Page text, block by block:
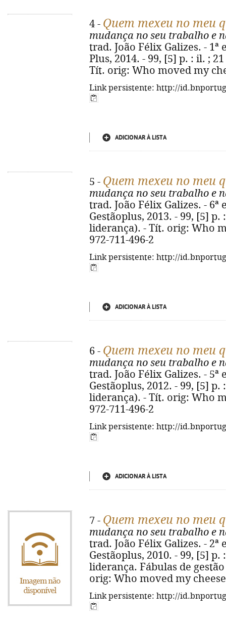
4 - Quem mexeu no meu
mudança no seu trabalho e
trad. João Félix Galizes. - 1ª
Plus, 2014. - 99, [5] p. : il. ;
Tít. orig: Who moved my
Link persistente: http://
ADICIONAR À LISTA
5 - Quem mexeu no meu
mudança no seu trabalho e
trad. João Félix Galizes. -
Gestãoplus, 2013. - 99, [5]
liderança). - Tít. orig: Who
972-711-496-2
Link persistente: http://
ADICIONAR À LISTA
6 - Quem mexeu no meu
mudança no seu trabalho e
trad. João Félix Galizes. -
Gestãoplus, 2012. - 99, [5]
liderança). - Tít. orig: Who
972-711-496-2
Link persistente: http://
ADICIONAR À LISTA
7 - Quem mexeu no meu
mudança no seu trabalho e
trad. João Félix Galizes. -
Gestãoplus, 2010. - 99, [5]
liderança. Fábulas de
orig: Who moved my
Link persistente: http://